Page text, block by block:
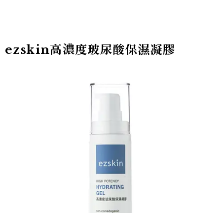
ezskin高濃度玻尿酸保濕凝膠